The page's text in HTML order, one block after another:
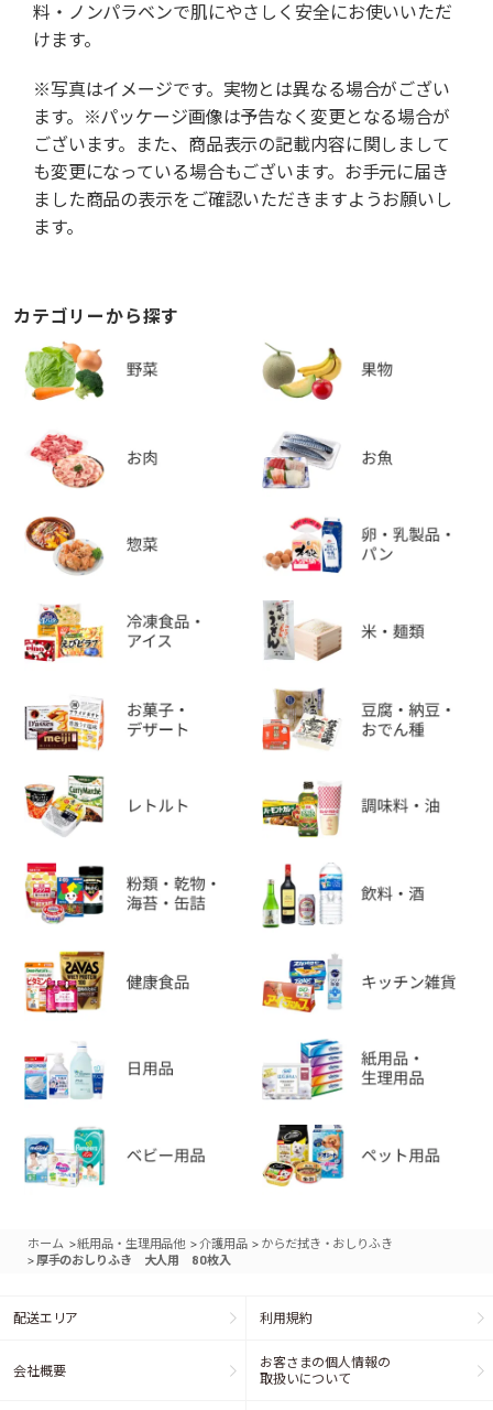
料・ノンパラベンで肌にやさしく安全にお使いいただ
けます。
※写真はイメージです。実物とは異なる場合がござい
ます。※パッケージ画像は予告なく変更となる場合が
ございます。また、商品表示の記載内容に関しまして
も変更になっている場合もございます。お手元に届き
ました商品の表示をご確認いただきますようお願いし
ます。
カテゴリーから探す
ホーム >紙用品・生理用品他 >介護用品 > からだ拭き・おしりふき
> 厚手のおしりふき 大人用 80枚入
配送エリア 利用規約
会社概要
お客さまの個人情報の
取扱いについて